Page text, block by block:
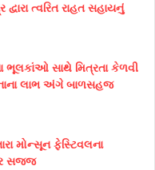
દ્વારા ત્વરિત રાહત સહાયનું
ભૂલકાંઓ સાથે મિત્રતા કેળવી
લાભ અંગે બાળસહજ
મોન્સૂન ફેસ્ટિવલના
સજ્જ